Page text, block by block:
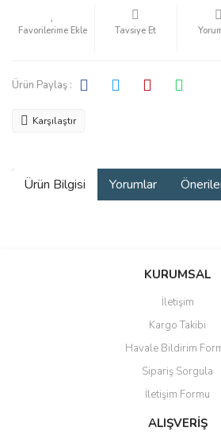
Tavsiye Et
Ürün Paylaş :
Karşılaştır
Ürün Bilgisi Yorumlar
Bu ürüne ilk yorumu siz
Yorum Yaz
Ürün resmi kalitesiz, bozuk veya
Ürün açıklamasında eksik bilgiler
Ürün bilgilerinde hatalar bulunuyor.
Ürün fiyatı diğer sitelerden daha pahalı.
Bu ürüne benzer farklı alternatifler olmalı.
KURUMSAL
İletişim
Kargo Takibi
Havale Bildirim
Sipariş Sorgula
İletişim Formu
ALIŞVERİŞ